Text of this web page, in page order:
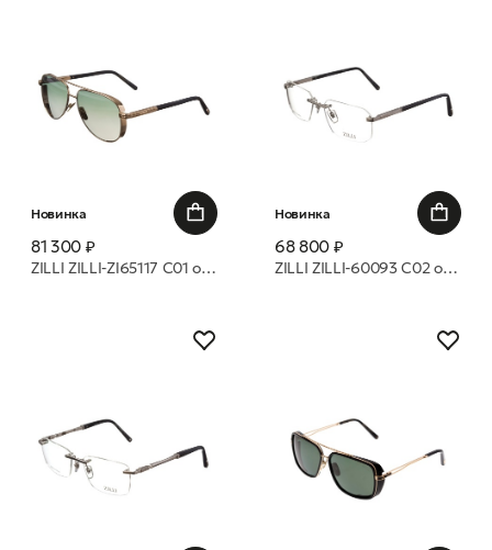
Новинка
81 300 ₽
ZILLI ZILLI-ZI65117 C01 оправа
Новинка
68 800 ₽
ZILLI ZILLI-60093 С02 оправа